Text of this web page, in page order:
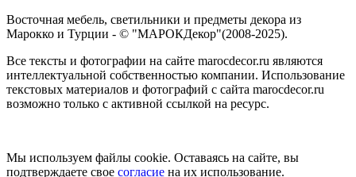
Восточная мебель, светильники и предметы декора из
Марокко и Турции - © "МАРОКДекор"(2008-2025).
Все тексты и фотографии на сайте marocdecor.ru являются
интеллектуальной собственностью компании. Использование
текстовых материалов и фотографий с сайта marocdecor.ru
возможно только с активной ссылкой на ресурс.
Мы используем файлы cookie. Оставаясь на сайте, вы
подтверждаете свое согласие на их использование.